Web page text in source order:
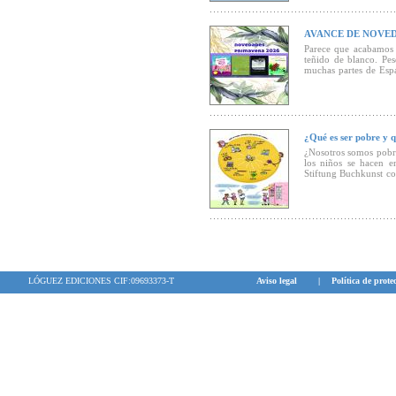
AVANCE DE
Parece que
teñido de blanco.
muchas partes de
¿Qué es ser pobre y
¿Nosotros somos
los niños se hacen
Stiftung Buchkunst
LÓGUEZ EDICIONES CIF:09693373-T Aviso legal | Política de